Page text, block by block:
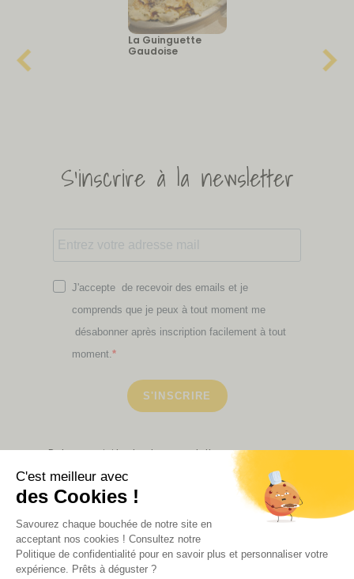
La Guinguette
Gaudoise
S'inscrire à la newsletter
J'accepte de recevoir des emails et je
comprends que je peux à tout moment me
désabonner après inscription facilement à tout
moment.
S'INSCRIRE
Retrouvez ici toutes les newsletters que vous avez
VOIR NOS PARTENAIRES